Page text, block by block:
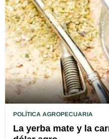
POLÍTICA AGROPECUARIA
La yerba mate y la